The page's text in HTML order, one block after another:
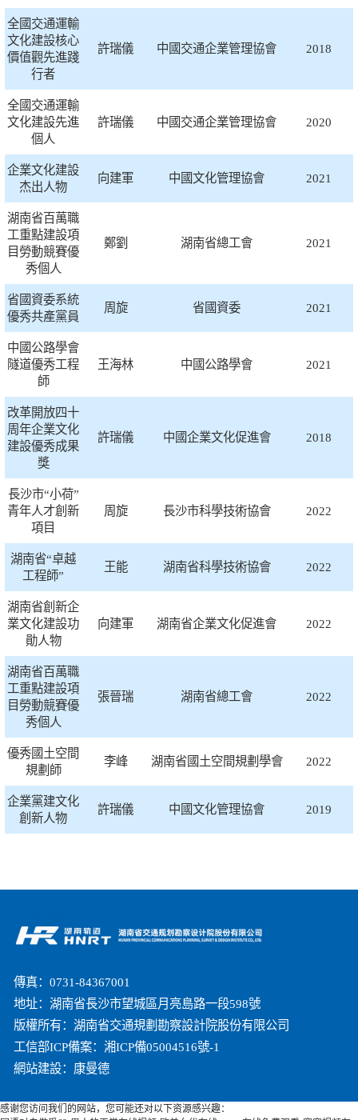
全國交通運輸
文化建設核心
價值觀先進踐
行者
許瑞儀 中國交通企業管理協會 2018
全國交通運輸
文化建設先進
個人
許瑞儀 中國交通企業管理協會 2020
企業文化建設
杰出人物
向建軍 中國文化管理協會 2021
湖南省百萬職
工重點建設項
目勞動競賽優
秀個人
鄭劉 湖南省總工會 2021
省國資委系統
優秀共產黨員
周旋 省國資委 2021
中國公路學會
隧道優秀工程
師
王海林 中國公路學會 2021
改革開放四十
周年企業文化
建設優秀成果
獎
許瑞儀 中國企業文化促進會 2018
長沙市“小荷”
青年人才創新
項目
周旋 長沙市科學技術協會 2022
湖南省“卓越
工程師”
王能 湖南省科學技術協會 2022
湖南省創新企
業文化建設功
勛人物
向建軍 湖南省企業文化促進會 2022
湖南省百萬職
工重點建設項
目勞動競賽優
秀個人
張晉瑞 湖南省總工會 2022
優秀國土空間
規劃師
李峰 湖南省國土空間規劃學會 2022
企業黨建文化
創新人物
許瑞儀 中國文化管理協會 2019
傳真：0731-84367001
地址：湖南省長沙市望城區月亮島路一段598號
版權所有：湖南省交通規劃勘察設計院股份有限公司
工信部ICP備案：湘ICP備05004516號-1
網站建設： 康曼德
感谢您访问我们的网站，您可能还对以下资源感兴趣：